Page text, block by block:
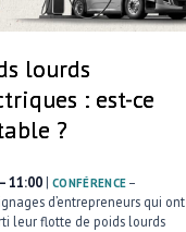
lourds
: est-ce
?
11:00 | CONFÉRENCE –
d’entrepreneurs qui ont
leur flotte de poids lourds